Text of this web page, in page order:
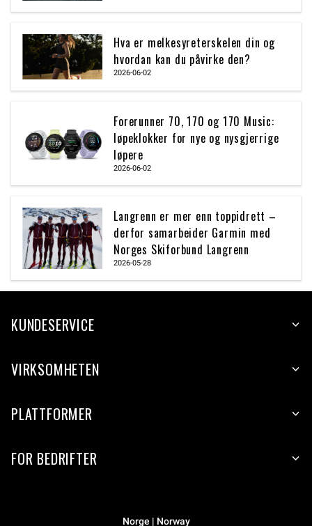
Hva er melkesyreterskelen din og
hvordan kan du påvirke den?
2026-06-02
Forerunner 70, 170 og 170 Music:
løpeklokker for nye og nysgjerrige
løpere
2026-06-02
Langrenn er mer enn toppidrett –
derfor samarbeider Garmin med
Norges Skiforbund Langrenn
2026-05-28
KUNDESERVICE
VIRKSOMHETEN
PLATTFORMER
FOR BEDRIFTER
Norge | Norway